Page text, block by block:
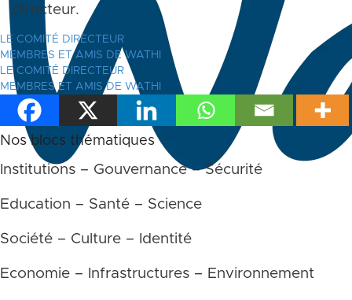
directeur.
LE COMITÉ DIRECTEUR
MEMBRES ET AMIS DE WATHI
LE COMITÉ DIRECTEUR
MEMBRES ET AMIS DE WATHI
Nos blocs thématiques
Institutions – Gouvernance – Sécurité
Education – Santé – Science
Société – Culture – Identité
Economie – Infrastructures – Environnement